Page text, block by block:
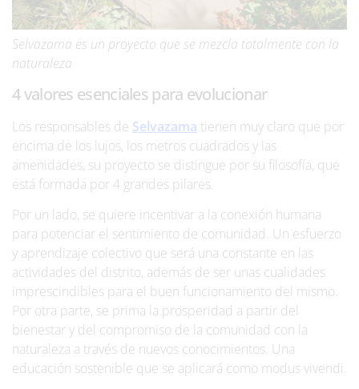
Selvazama es un proyecto que se mezcla totalmente con la
naturaleza
4 valores esenciales para evolucionar
Los responsables de Selvazama tienen muy claro que por
encima de los lujos, los metros cuadrados y las
amenidades, su proyecto se distingue por su filosofía, que
está formada por 4 grandes pilares.
Por un lado, se quiere incentivar a la conexión humana
para potenciar el sentimiento de comunidad. Un esfuerzo
y aprendizaje colectivo que será una constante en las
actividades del distrito, además de ser unas cualidades
imprescindibles para el buen funcionamiento del mismo.
Por otra parte, se prima la prosperidad a partir del
bienestar y del compromiso de la comunidad con la
naturaleza a través de nuevos conocimientos. Una
educación sostenible que se aplicará como modus vivendi.